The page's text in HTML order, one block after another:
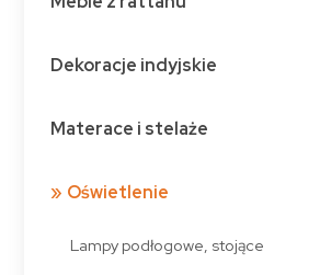
Dekoracje indyjskie
Materace i stelaże
Oświetlenie
Lampy podłogowe, stojące